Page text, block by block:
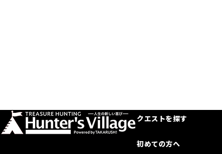
クエストを探す
初めての方へ